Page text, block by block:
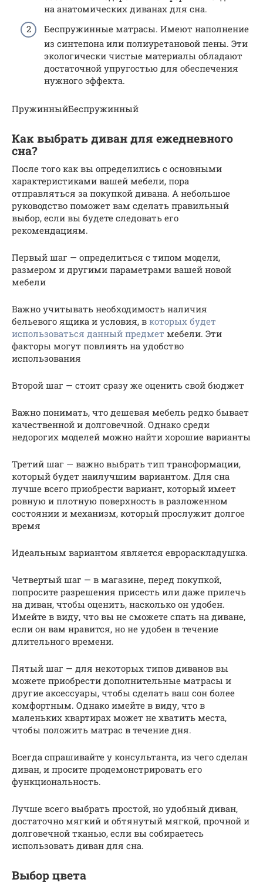
на анатомических диванах для сна.
Беспружинные матрасы. Имеют наполнение
из синтепона или полиуретановой пены. Эти
экологически чистые материалы обладают
достаточной упругостью для обеспечения
нужного эффекта.
ПружинныйБеспружинный
Как выбрать диван для ежедневного
сна?
После того как вы определились с основными
характеристиками вашей мебели, пора
отправляться за покупкой дивана. А небольшое
руководство поможет вам сделать правильный
выбор, если вы будете следовать его
рекомендациям.
Первый шаг — определиться с типом модели,
размером и другими параметрами вашей новой
мебели
Важно учитывать необходимость наличия
бельевого ящика и условия, в которых будет
использоваться данный предмет мебели. Эти
факторы могут повлиять на удобство
использования
Второй шаг — стоит сразу же оценить свой бюджет
Важно понимать, что дешевая мебель редко бывает
качественной и долговечной. Однако среди
недорогих моделей можно найти хорошие варианты
Третий шаг — важно выбрать тип трансформации,
который будет наилучшим вариантом. Для сна
лучше всего приобрести вариант, который имеет
ровную и плотную поверхность в разложенном
состоянии и механизм, который прослужит долгое
время
Идеальным вариантом является еврораскладушка.
Четвертый шаг — в магазине, перед покупкой,
попросите разрешения присесть или даже прилечь
на диван, чтобы оценить, насколько он удобен.
Имейте в виду, что вы не сможете спать на диване,
если он вам нравится, но не удобен в течение
длительного времени.
Пятый шаг — для некоторых типов диванов вы
можете приобрести дополнительные матрасы и
другие аксессуары, чтобы сделать ваш сон более
комфортным. Однако имейте в виду, что в
маленьких квартирах может не хватить места,
чтобы положить матрас в течение дня.
Всегда спрашивайте у консультанта, из чего сделан
диван, и просите продемонстрировать его
функциональность.
Лучше всего выбрать простой, но удобный диван,
достаточно мягкий и обтянутый мягкой, прочной и
долговечной тканью, если вы собираетесь
использовать диван для сна.
Выбор цвета